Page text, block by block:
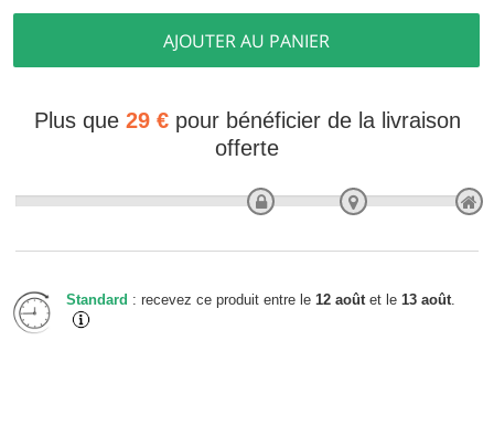
AJOUTER AU PANIER
Plus que 29 €pour bénéficier de la livraison
offerte
Standard : recevez ce produit entre le 12 août et le 13 août